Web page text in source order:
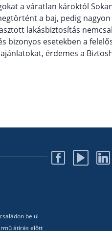
a váratlan károktól
a baj, pedig
lakásbiztosítás
bizonyos esetekben a
érdemes a
belül
átírás előtt